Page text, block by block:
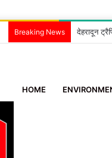
Breaking News देहरादून
HOME